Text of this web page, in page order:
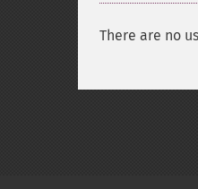
There are no